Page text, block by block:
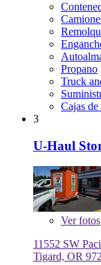
Propano
Truck
Cajas
3
U-Haul
Verfotos
11552 SW
Tigard, OR